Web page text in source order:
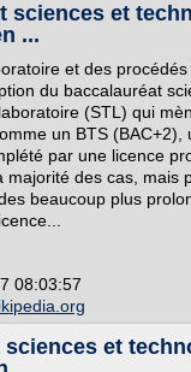
sciences et
...
et des
du baccalauréat
(STL) qui
un BTS (BAC+2),
par une licence
majorité des cas, mais
beaucoup plus
08:03:57
sciences et